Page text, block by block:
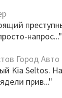
напрос..."
Город Авто
Kia Seltos.
прив..."